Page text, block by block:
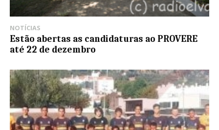
NOTÍCIAS
Estão abertas as candidaturas ao PROVERE
até 22 de dezembro